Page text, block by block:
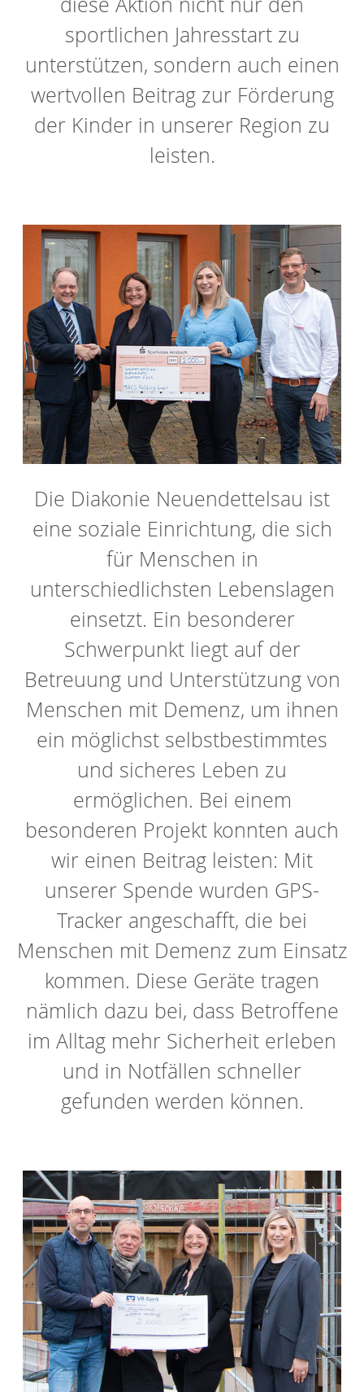
sportlichen Jahresstart zu
unterstützen, sondern auch einen
wertvollen Beitrag zur Förderung
der Kinder in unserer Region zu
leisten.
Die Diakonie Neuendettelsau ist
eine soziale Einrichtung, die sich
für Menschen in
unterschiedlichsten Lebenslagen
einsetzt. Ein besonderer
Schwerpunkt liegt auf der
Betreuung und Unterstützung von
Menschen mit Demenz, um ihnen
ein möglichst selbstbestimmtes
und sicheres Leben zu
ermöglichen. Bei einem
besonderen Projekt konnten auch
wir einen Beitrag leisten: Mit
unserer Spende wurden GPS-
Tracker angeschafft, die bei
Menschen mit Demenz zum Einsatz
kommen. Diese Geräte tragen
nämlich dazu bei, dass Betroffene
im Alltag mehr Sicherheit erleben
und in Notfällen schneller
gefunden werden können.